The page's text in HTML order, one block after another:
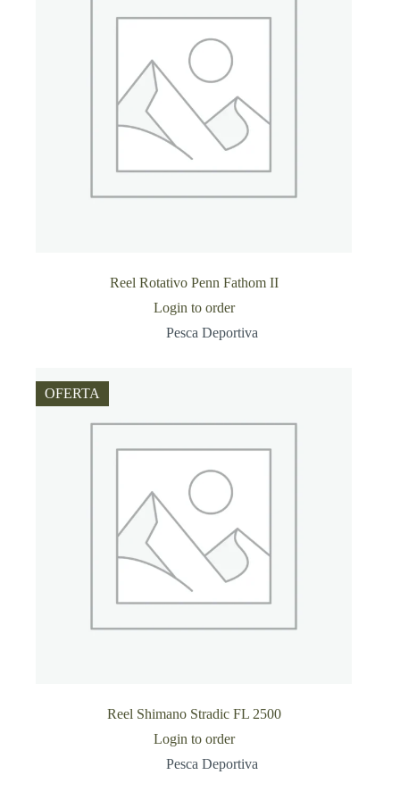
Reel Rotativo Penn Fathom II
Login to order
Pesca Deportiva
OFERTA
Reel Shimano Stradic FL 2500
Login to order
Pesca Deportiva